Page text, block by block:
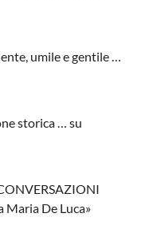
umile e gentile …
storica … su
Maria De Luca»